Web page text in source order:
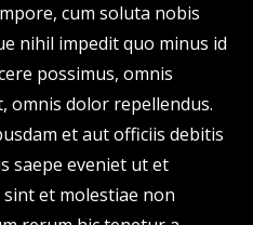
cum soluta nobis
nihil impedit quo minus id
possimus, omnis
omnis dolor repellendus.
et aut officiis debitis
saepe eveniet ut et
et molestiae non